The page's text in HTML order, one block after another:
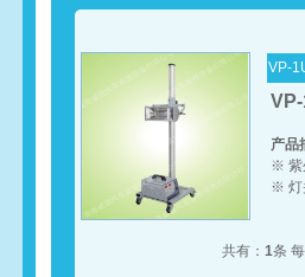
VP-
产品
※ 紫
※ 灯
共有： 1条